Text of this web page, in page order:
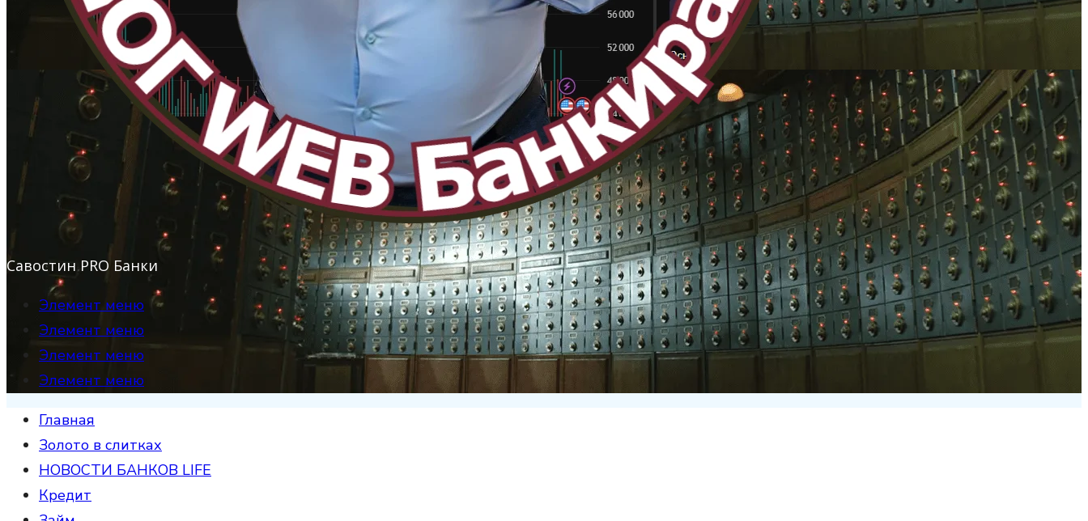
Савостин PRO Банки
Элемент меню
Элемент меню
Элемент меню
Элемент меню
Главная
Золото в слитках
НОВОСТИ БАНКОВ LIFE
Кредит